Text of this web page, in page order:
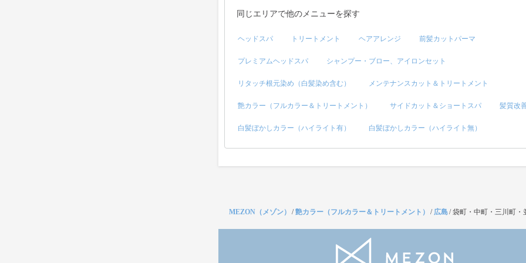
同じエリアで他のメニューを探す
ヘッドスパ トリートメント ヘアアレンジ 前髪カットパーマ
プレミアムヘッドスパ シャンプー・ブロー、アイロンセット
リタッチ根元染め（白髪染め含む） メンテナンスカット＆トリートメント
艶カラー（フルカラー＆トリートメント） サイドカット＆ショートスパ 髪質改
白髪ぼかしカラー（ハイライト有） 白髪ぼかしカラー（ハイライト無）
MEZON（メゾン） /艶カラー（フルカラー＆トリートメント） / 広島/袋町・中町・三川町・